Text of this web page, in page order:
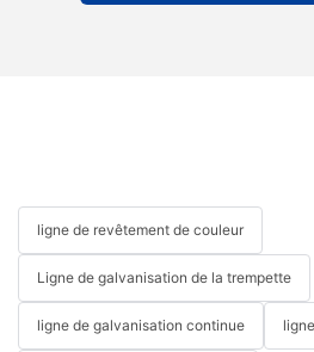
encore le potentiel des équipements
soulignant son importance continue
de la fabrication. Les entreprises
les équipements de revêtement en
ligne de revêtement de couleur
Ligne de galvanisation de la trempette
ligne de galvanisation continue